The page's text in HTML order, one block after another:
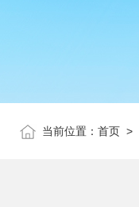
当前位置： 首页 >